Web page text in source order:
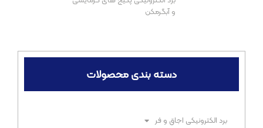
دسته بندی محصولات
برد الکترونیکی اجاق و فر​